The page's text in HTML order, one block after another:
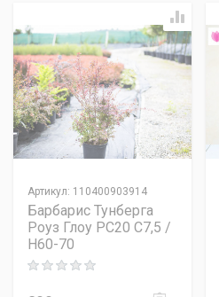
Артикул: 110400903914
Барбарис Тунберга
Роуз Глоу PC20 C7,5 /
H60-70
Rating: 0 out of 5